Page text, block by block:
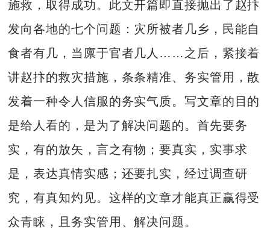
施救，取得成功。此文开篇即直接抛出了赵抃
发向各地的七个问题：灾所被者几乡，民能自
食者有几，当廪于官者几人……之后，紧接着
讲赵抃的救灾措施，条条精准、务实管用，散
发着一种令人信服的务实气质。写文章的目的
是给人看的，是为了解决问题的。首先要务
实，有的放矢，言之有物；要真实，实事求
是，表达真情实感；还要扎实，经过调查研
究，有真知灼见。这样的文章才能真正赢得受
众青睐，且务实管用、解决问题。